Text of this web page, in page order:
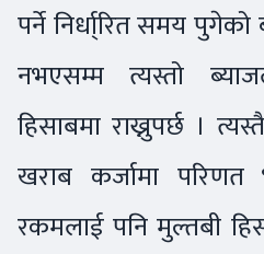
पर्ने निर्धा्रित समय पुगेको
नभएसम्म त्यस्तो
हिसाबमा राख्नुपर्छ ।
खराब कर्जामा
रकमलाई पनि मुल्तबी